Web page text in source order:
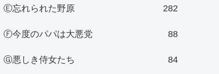
Ⓔ忘れられた野原 282
Ⓕ今度のパパは大悪党 88
Ⓖ悪しき侍女たち 84